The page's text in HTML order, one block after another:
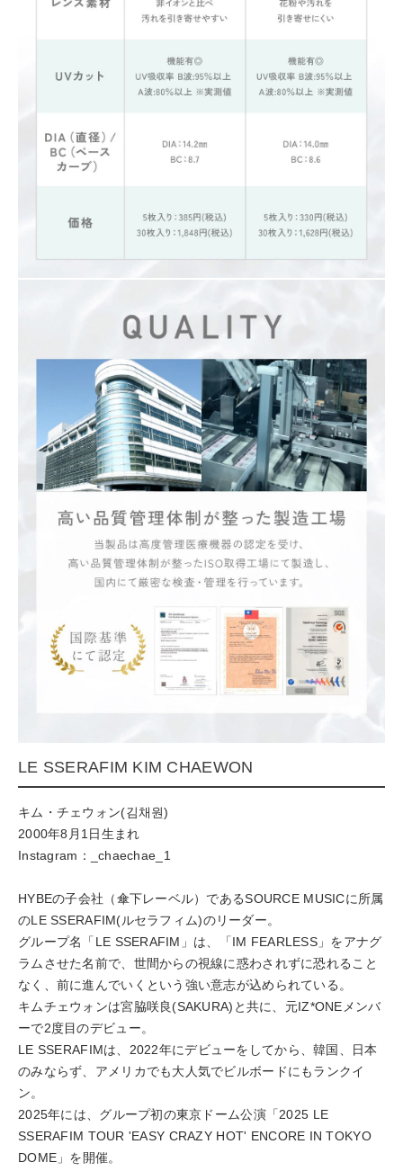
LE SSERAFIM KIM CHAEWON
キム・チェウォン(김채원)
2000年8月1日生まれ
Instagram：_chaechae_1
HYBEの子会社（傘下レーベル）であるSOURCE MUSICに所属
のLE SSERAFIM(ルセラフィム)のリーダー。
グループ名「LE SSERAFIM」は、「IM FEARLESS」をアナグ
ラムさせた名前で、世間からの視線に惑わされずに恐れること
なく、前に進んでいくという強い意志が込められている。
キムチェウォンは宮脇咲良(SAKURA)と共に、元IZ*ONEメンバ
ーで2度目のデビュー。
LE SSERAFIMは、2022年にデビューをしてから、韓国、日本
のみならず、アメリカでも大人気でビルボードにもランクイ
ン。
2025年には、グループ初の東京ドーム公演「2025 LE
SSERAFIM TOUR 'EASY CRAZY HOT' ENCORE IN TOKYO
DOME」を開催。